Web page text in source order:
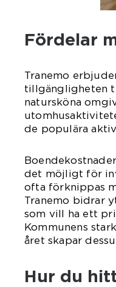
Fördelar
Tranemo
tillgängligheten
natursköna
de populära
det möjligt för
ofta förknippas
Tranemo bidrar
som vill ha ett
Kommunens
året skapar
Hur du